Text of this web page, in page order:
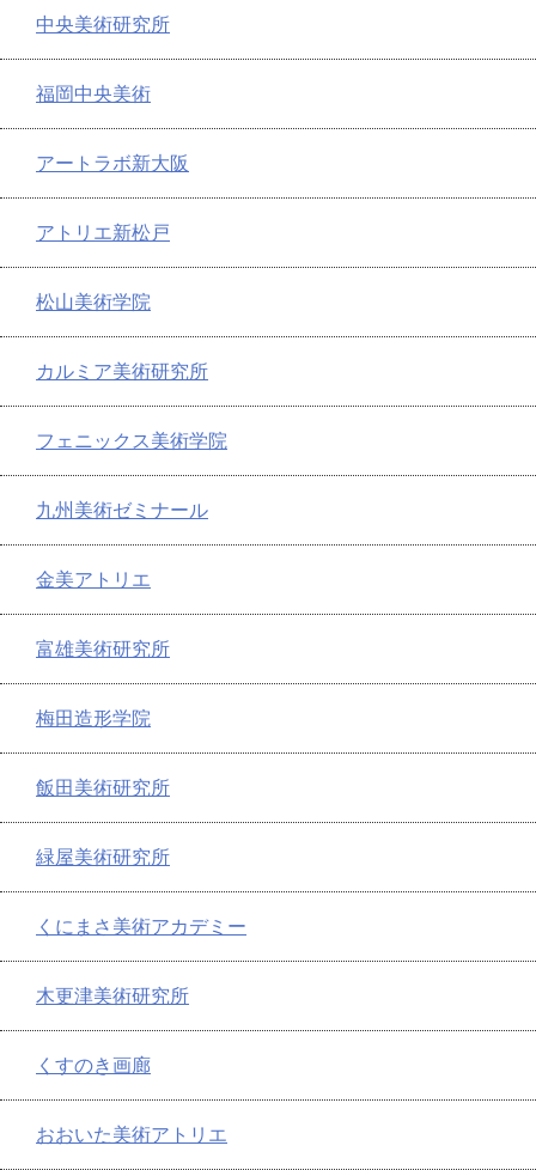
中央美術研究所
福岡中央美術
アートラボ新大阪
アトリエ新松戸
松山美術学院
カルミア美術研究所
フェニックス美術学院
九州美術ゼミナール
金美アトリエ
富雄美術研究所
梅田造形学院
飯田美術研究所
緑屋美術研究所
くにまさ美術アカデミー
木更津美術研究所
くすのき画廊
おおいた美術アトリエ